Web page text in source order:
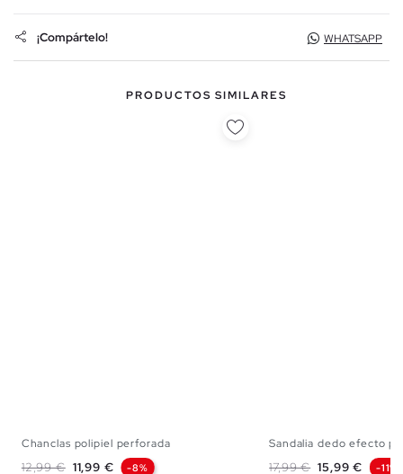
¡Compártelo! WHATSAPP
PRODUCTOS SIMILARES
42
Chanclas polipiel perforada
Precio base
12,99 € Precio
11,99 € -8%
43
Sandalia dedo efecto
Precio base
17,99 € Precio
15,99 € -11%